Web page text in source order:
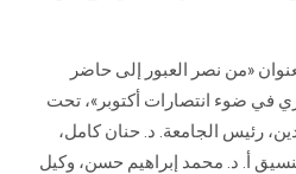
«من نصر العبور إلى حاضر
في ضوء انتصارات أكتوبر»، تحت
رئيس الجامعة. د. حنان كامل،
أ. د. محمد إبراهيم حسن، وكيل